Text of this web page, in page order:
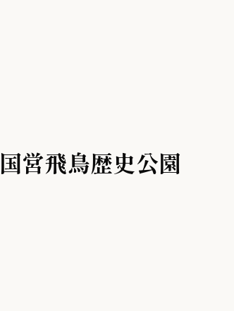
営飛鳥歴史公園